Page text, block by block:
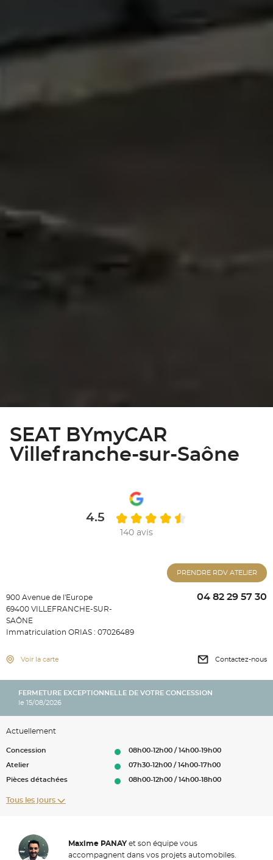
SEAT BYmyCAR
Villefranche-sur-Saône
4.5
140 avis
PRENDRE RDV ATELIER
900 Avenue de l'Europe
69400 VILLEFRANCHE-SUR-
SAÔNE
Immatriculation ORIAS : 07026489
04 82 29 57 30
Voir la carte Contactez-nous
FERMETURE EXCEPTIONNELLE DE VOTRE CONCESSION
le 15/08/2026
Actuellement
Concession 08h00-12h00 / 14h00-19h00
Atelier 07h30-12h00 / 14h00-17h00
Pièces détachées 08h00-12h00 / 14h00-18h00
Tous les jours
Maxime PANAY et son équipe vous
accompagnent dans vos projets automobiles.